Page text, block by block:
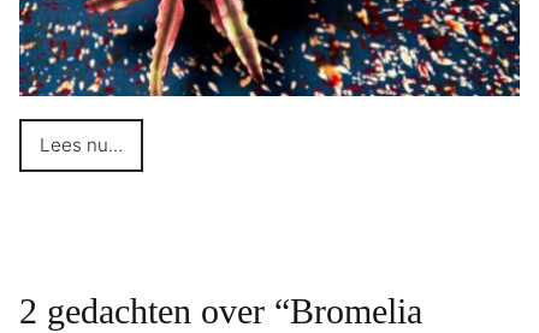
Lees nu...
2 gedachten over “Bromelia